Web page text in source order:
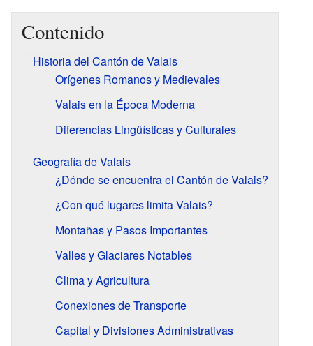
Contenido
Historia del Cantón de Valais
Orígenes Romanos y Medievales
Valais en la Época Moderna
Diferencias Lingüísticas y Culturales
Geografía de Valais
¿Dónde se encuentra el Cantón de Valais?
¿Con qué lugares limita Valais?
Montañas y Pasos Importantes
Valles y Glaciares Notables
Clima y Agricultura
Conexiones de Transporte
Capital y Divisiones Administrativas